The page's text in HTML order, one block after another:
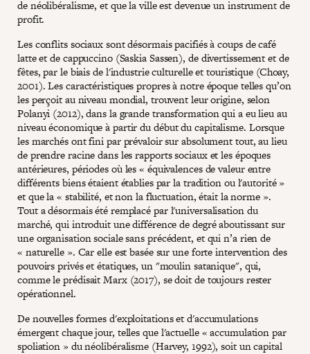
de néolibéralisme, et que la ville est devenue un instrument de
profit.
Les conflits sociaux sont désormais pacifiés à coups de café
latte et de cappuccino (Saskia Sassen), de divertissement et de
fêtes, par le biais de l'industrie culturelle et touristique (Choay,
2001). Les caractéristiques propres à notre époque telles qu’on
les perçoit au niveau mondial, trouvent leur origine, selon
Polanyi (2012), dans la grande transformation qui a eu lieu au
niveau économique à partir du début du capitalisme. Lorsque
les marchés ont fini par prévaloir sur absolument tout, au lieu
de prendre racine dans les rapports sociaux et les époques
antérieures, périodes où les « équivalences de valeur entre
différents biens étaient établies par la tradition ou l'autorité »
et que la « stabilité, et non la fluctuation, était la norme ».
Tout a désormais été remplacé par l'universalisation du
marché, qui introduit une différence de degré aboutissant sur
une organisation sociale sans précédent, et qui n’a rien de
« naturelle ». Car elle est basée sur une forte intervention des
pouvoirs privés et étatiques, un "moulin satanique", qui,
comme le prédisait Marx (2017), se doit de toujours rester
opérationnel.
De nouvelles formes d'exploitations et d'accumulations
émergent chaque jour, telles que l'actuelle « accumulation par
spoliation » du néolibéralisme (Harvey, 1992), soit un capital